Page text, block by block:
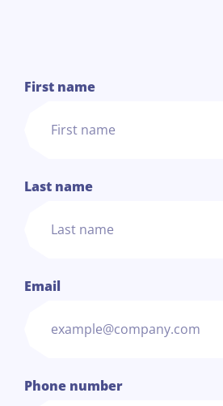
1
First name
Last name
Email
Phone number